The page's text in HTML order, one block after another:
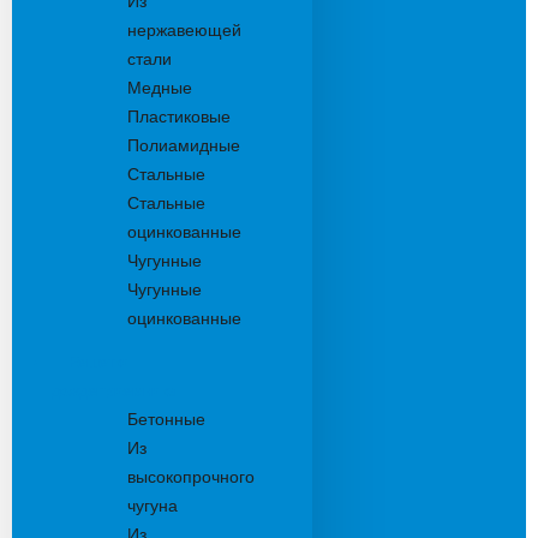
нержавеющей
стали
Медные
Пластиковые
Полиамидные
Стальные
Стальные
оцинкованные
Чугунные
Чугунные
оцинкованные
Бетонные
Из
высокопрочного
чугуна